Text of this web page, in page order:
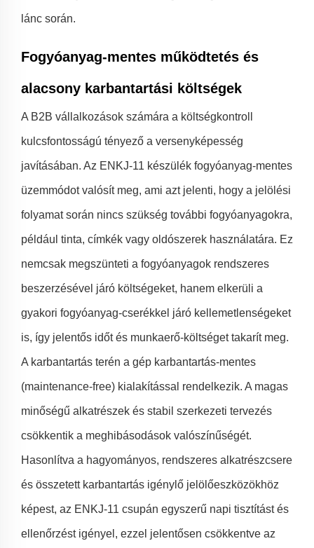
lánc során.
Fogyóanyag-mentes működtetés és
alacsony karbantartási költségek
A B2B vállalkozások számára a költségkontroll
kulcsfontosságú tényező a versenyképesség
javításában. Az ENKJ-11 készülék fogyóanyag-mentes
üzemmódot valósít meg, ami azt jelenti, hogy a jelölési
folyamat során nincs szükség további fogyóanyagokra,
például tinta, címkék vagy oldószerek használatára. Ez
nemcsak megszünteti a fogyóanyagok rendszeres
beszerzésével járó költségeket, hanem elkerüli a
gyakori fogyóanyag-cserékkel járó kellemetlenségeket
is, így jelentős időt és munkaerő-költséget takarít meg.
A karbantartás terén a gép karbantartás-mentes
(maintenance-free) kialakítással rendelkezik. A magas
minőségű alkatrészek és stabil szerkezeti tervezés
csökkentik a meghibásodások valószínűségét.
Hasonlítva a hagyományos, rendszeres alkatrészcsere
és összetett karbantartás igénylő jelölőeszközökhöz
képest, az ENKJ-11 csupán egyszerű napi tisztítást és
ellenőrzést igényel, ezzel jelentősen csökkentve az